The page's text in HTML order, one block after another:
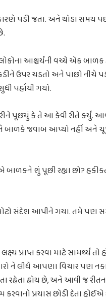
પડી જતા. અને થોડા સમય
આશ્ચર્યની વચ્ચે એક
ઉપર ચડતો અને પાછો નીચે
પહોંચી ગયો.
પૂછ્યું કે તે આ કેવી રીતે કર્યું.
બાળકે જવાબ આપ્યો નહીં અને
શું પૂછી રહ્યા છો?
સંદેશ આપીને ગયા. તમે પણ
પ્રાપ્ત કરવા માટે સામર્થ્ય
ને લીધે આપણા વિચાર પણ
રહેતા હોય છે, અને આવી જ
પ્રયાસ છોડી દેતા